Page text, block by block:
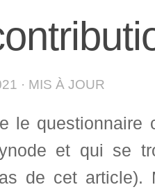
· MIS À JOUR
le questionnaire
et qui se
de cet article).